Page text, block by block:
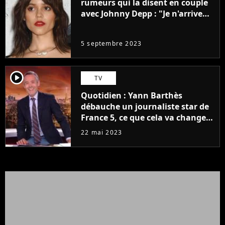
rumeurs qui la disent en couple
avec Johnny Depp : "Je n'arrive
5 septembre 2023
player2 TV
Quotidien : Yann Barthès
débauche un journaliste star de
France 5, ce que cela va changer
à la rentrée
22 mai 2023